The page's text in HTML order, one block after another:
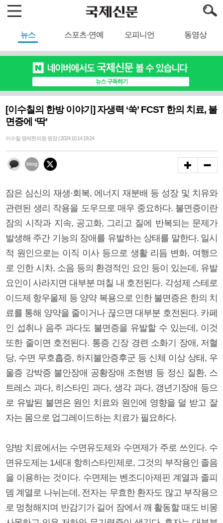
뉴스 스포츠·연예 오피니언 동영상
[이수칠의 한방 이야기] 자생력 ‘쑥’ FCST 한의 치료, 불
면증에 ‘딱’
이수칠 명제한의원 원장 | 2024.10.14 19:24
잠은 심신의 재생·회복, 에너지 재분배 등 성장 및 치유와
관련된 생리 작용을 도우므로 매우 중요하다. 불면증이란
잠의 시작과 지속, 공고화, 그리고 질에 반복되는 문제가
발생해 주간 기능의 장애를 유발하는 상태를 말한다. 일시
적 원인으로는 이직 이사 등으로 생활 리듬 변화, 여행으
로 인한 시차, 소음 등의 환경적인 요인 등이 있는데, 유발
요인이 사라지면 대부분 며칠 내 호전된다. 각성제 스테로
이드제 항우울제 등 양약 복용으로 인한 불면증은 한의 치
료를 통해 양약을 줄이거나 끊으면 대부분 호전된다. 카페
인 섭취나 음주 과다도 불면증을 유발할 수 있는데, 이것
또한 줄이면 호전된다. 통증 긴장 경련 소화기 장애, 저혈
당, 수면 무호흡증, 하지불안증후군 등 신체 이상 상태, 우
울증 강박증 불안장애 공황장애 조현병 등 정신 질환, 스
트레스 과다, 히스타민 과다, 생각 과다, 갱년기장애 등으
로 유발된 불면은 원인 치료와 원인에 영향을 덜 받고 잘
자는 몸으로 업그레이드하는 치료가 필요하다.
양방 치료에서는 수면유도제와 수면제가 주로 쓰인다. 수
면유도제는 1세대 항히스타민제로, 그것의 부작용인 졸음
을 이용하는 것이다. 수면제는 벤조디아제핀 계열과 졸피
뎀 계열로 나뉘는데, 전자는 무효한 환자도 많고 부작용으
로 멍청해지며 반감기가 길어 잠에서 깨 활동할 때도 비몽